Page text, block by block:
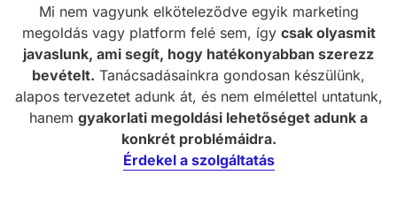
Mi nem vagyunk elköteleződve egyik marketing
megoldás vagy platform felé sem, így csak olyasmit
javaslunk, ami segít, hogy hatékonyabban szerezz
bevételt. Tanácsadásainkra gondosan készülünk,
alapos tervezetet adunk át, és nem elmélettel untatunk,
hanem gyakorlati megoldási lehetőséget adunk a
konkrét problémáidra.
Érdekel a szolgáltatás